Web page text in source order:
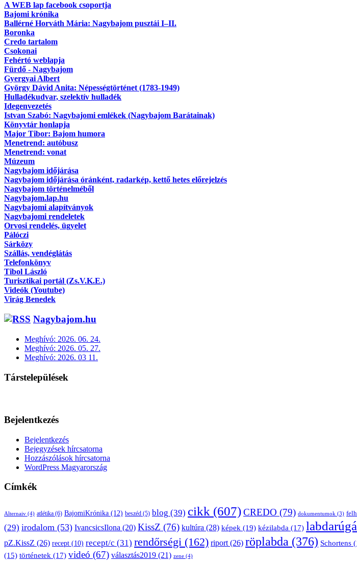
A WEB lap facebook csoportja
Bajomi krónika
Ballérné Horváth Mária: Nagybajom pusztái I–II.
Boronka
Credo tartalom
Csokonai
Fehértó weblapja
Fürdő - Nagybajom
Gyergyai Albert
György Dávid Anita: Népességtörténet (1783-1949)
Hulladékudvar, szelektív hulladék
Idegenvezetés
Istvan Szabó: Nagybajomi emlékek (Nagybajom Barátainak)
Könyvtár honlapja
Major Tibor: Bajom humora
Menetrend: autóbusz
Menetrend: vonat
Múzeum
Nagybajom időjárása
Nagybajom időjárása óránként, radarkép, kettő hetes előrejelzés
Nagybajom történelméből
Nagybajom.lap.hu
Nagybajomi alapítványok
Nagybajomi rendeletek
Orvosi rendelés, ügyelet
Pálóczi
Sárközy
Szállás, vendéglátás
Telefonkönyv
Tibol László
Turisztikai portál (Zs.V.K.E.)
Videók (Youtube)
Virág Benedek
Nagybajom.hu
Meghívó: 2026. 06. 24.
Meghívó: 2026. 05. 27.
Meghívó: 2026. 03 11.
Társtelepülések
Bejelentkezés
Bejelentkezés
Bejegyzések hírcsatorna
Hozzászólások hírcsatorna
WordPress Magyarország
Címkék
Alternaiv (4) atlétika (6) BajomiKrónika (12) beszéd (5) blog (39) cikk (607)CREDO (79) dokumentumok (3)
(29) irodalom (53) IvancsicsIlona (20) KissZ (76) kultúra (28) képek (19) kézilabda (17)
pZ.KissZ (26) recept (10) recept/c (31) rendőrségi (162) riport(26) röplabda (376) Schortens
(15) történetek (17) videó (67) választás2019 (21) zene (4)